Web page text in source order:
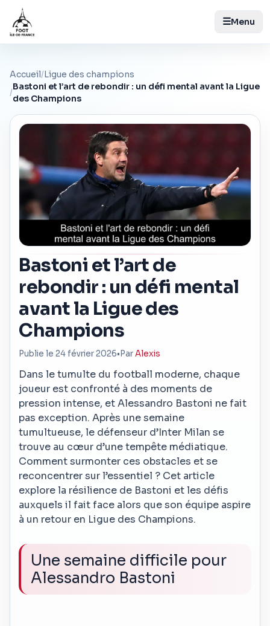
☰Menu
Accueil/Ligue des champions
/
Bastoni et l’art de rebondir : un défi mental avant la Ligue
des Champions
Bastoni et l’art de
rebondir : un défi mental
avant la Ligue des
Champions
Publie le 24 février 2026• ParAlexis
Dans le tumulte du football moderne, chaque
joueur est confronté à des moments de
pression intense, et Alessandro Bastoni ne fait
pas exception. Après une semaine
tumultueuse, le défenseur d’Inter Milan se
trouve au cœur d’une tempête médiatique.
Comment surmonter ces obstacles et se
reconcentrer sur l’essentiel ? Cet article
explore la résilience de Bastoni et les défis
auxquels il fait face alors que son équipe aspire
à un retour en Ligue des Champions.
Une semaine difficile pour
Alessandro Bastoni